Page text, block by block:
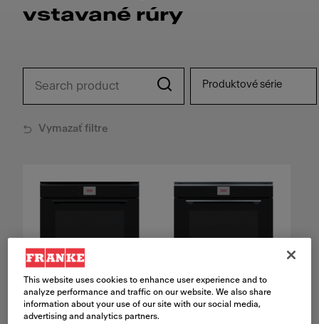
vstavané rúry
Produktové série
Vymazať filtre
This website uses cookies to enhance user experience and to
analyze performance and traffic on our website. We also share
information about your use of our site with our social media,
advertising and analytics partners.